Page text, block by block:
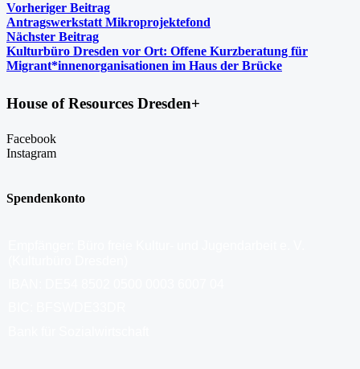
Vorheriger Beitrag
Antragswerkstatt Mikroprojektefond
Nächster Beitrag
Kulturbüro Dresden vor Ort: Offene Kurzberatung für
Migrant*innenorganisationen im Haus der Brücke
House of Resources Dresden+
Facebook
Instagram
Spendenkonto